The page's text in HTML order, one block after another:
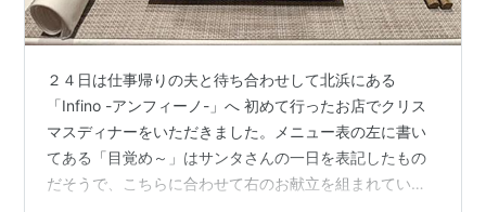
２４日は仕事帰りの夫と待ち合わせして北浜にある
「Infino -アンフィーノ-」へ 初めて行ったお店でクリス
マスディナーをいただきました。メニュー表の左に書い
てある「目覚め～」はサンタさんの一日を表記したもの
だそうで、こちらに合わせて右のお献立を組まれている